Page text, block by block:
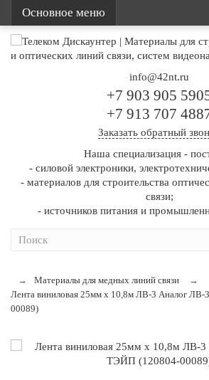
Основное меню
info@42nt.ru
+7 903 905
+7 913 707
Заказать обратный
Наша специализация -
- силовой электроники,
- материалов для строительства
связи;
- источников питания и
Материалы для медных линий связи
Лента виниловая 25мм х 10,8м ЛВ-3 Аналог
00089)